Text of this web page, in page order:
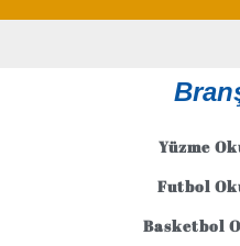
Yüzme
Futbol
Basketbol